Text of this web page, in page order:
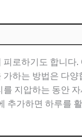
로하기도 합니다
하는 방법은 다
지압하는 동안
추가하면 하루를